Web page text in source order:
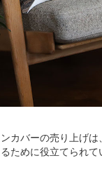
カバーの売り上げは
ために役立てられて